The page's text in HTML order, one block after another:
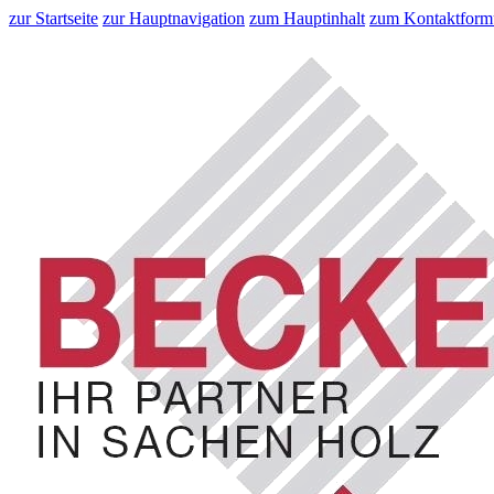
zur Startseite zur Hauptnavigation zum Hauptinhalt zum